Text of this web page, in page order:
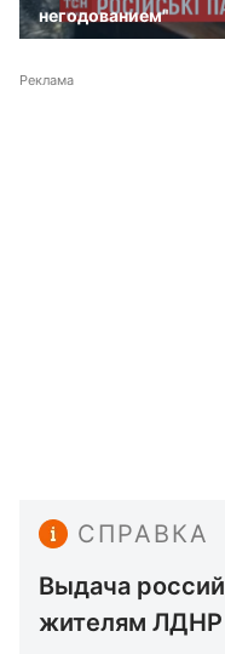
негодованием"
Реклама
СПРАВКА
Выдача
жителям ЛДНР